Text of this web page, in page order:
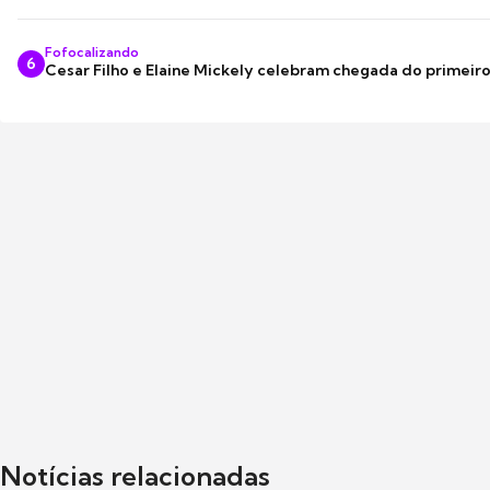
6
Fofocalizando
Cesar Filho e Elaine Mickely celebram chegada do
Notícias relacionadas